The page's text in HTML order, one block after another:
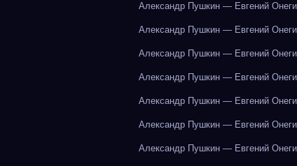
Александр Пушкин — Евгений
Александр Пушкин — Евгений
Александр Пушкин — Евгений
Александр Пушкин — Евгений
Александр Пушкин — Евгений
Александр Пушкин — Евгений
Александр Пушкин — Евгений